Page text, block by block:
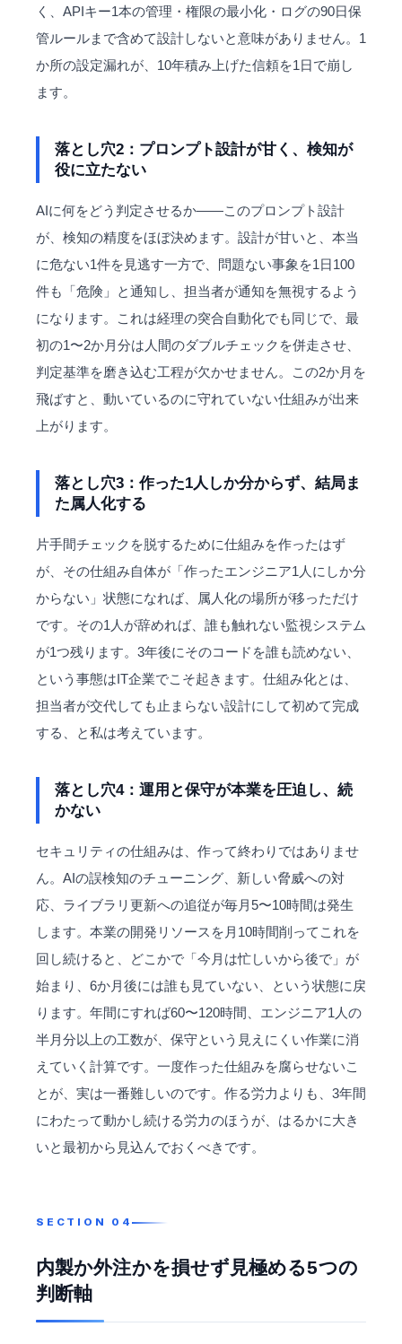
く、APIキー1本の管理・権限の最小化・ログの90日保
管ルールまで含めて設計しないと意味がありません。1
か所の設定漏れが、10年積み上げた信頼を1日で崩し
ます。
落とし穴2：プロンプト設計が甘く、検知が
役に立たない
AIに何をどう判定させるか——このプロンプト設計
が、検知の精度をほぼ決めます。設計が甘いと、本当
に危ない1件を見逃す一方で、問題ない事象を1日100
件も「危険」と通知し、担当者が通知を無視するよう
になります。これは経理の突合自動化でも同じで、最
初の1〜2か月分は人間のダブルチェックを併走させ、
判定基準を磨き込む工程が欠かせません。この2か月を
飛ばすと、動いているのに守れていない仕組みが出来
上がります。
落とし穴3：作った1人しか分からず、結局ま
た属人化する
片手間チェックを脱するために仕組みを作ったはず
が、その仕組み自体が「作ったエンジニア1人にしか分
からない」状態になれば、属人化の場所が移っただけ
です。その1人が辞めれば、誰も触れない監視システム
が1つ残ります。3年後にそのコードを誰も読めない、
という事態はIT企業でこそ起きます。仕組み化とは、
担当者が交代しても止まらない設計にして初めて完成
する、と私は考えています。
落とし穴4：運用と保守が本業を圧迫し、続
かない
セキュリティの仕組みは、作って終わりではありませ
ん。AIの誤検知のチューニング、新しい脅威への対
応、ライブラリ更新への追従が毎月5〜10時間は発生
します。本業の開発リソースを月10時間削ってこれを
回し続けると、どこかで「今月は忙しいから後で」が
始まり、6か月後には誰も見ていない、という状態に戻
ります。年間にすれば60〜120時間、エンジニア1人の
半月分以上の工数が、保守という見えにくい作業に消
えていく計算です。一度作った仕組みを腐らせないこ
とが、実は一番難しいのです。作る労力よりも、3年間
にわたって動かし続ける労力のほうが、はるかに大き
いと最初から見込んでおくべきです。
内製か外注かを損せず見極める5つの
判断軸